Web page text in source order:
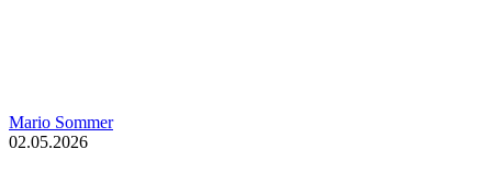
Mario Sommer
02.05.2026